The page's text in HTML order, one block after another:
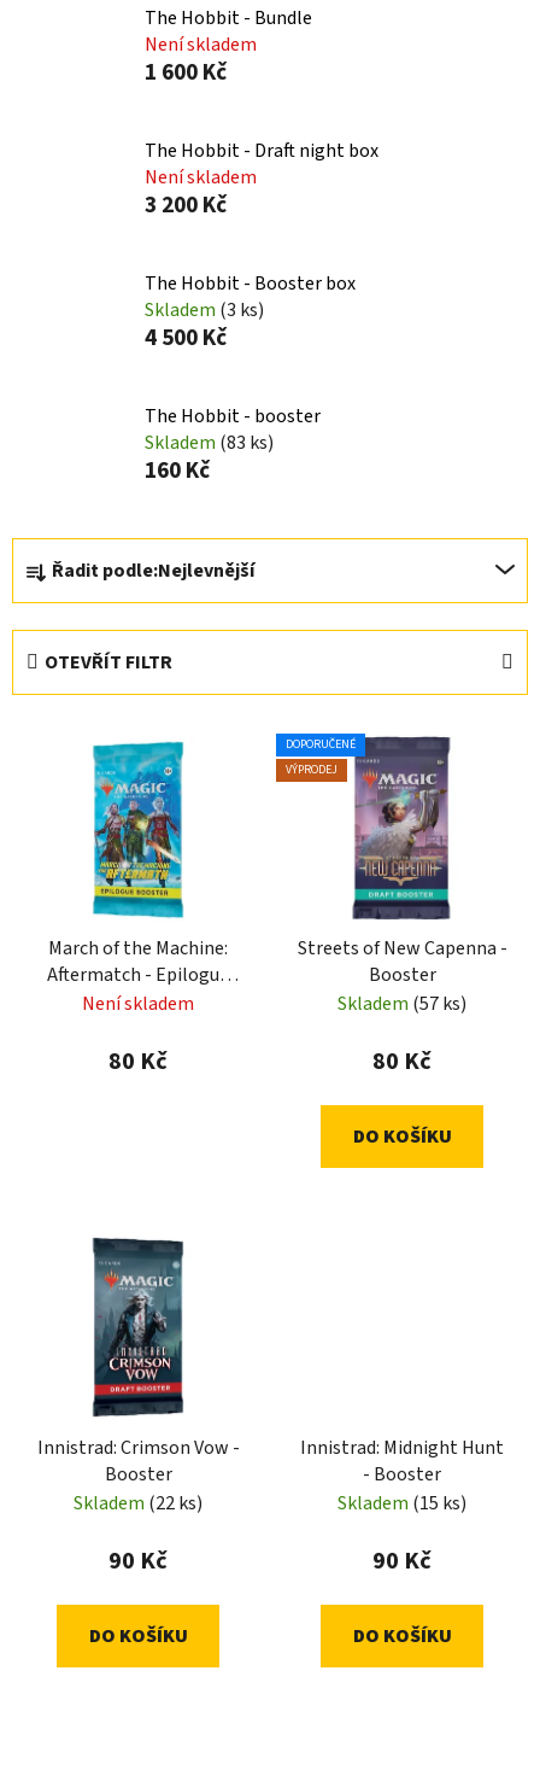
The Hobbit - Bundle
Není skladem
1 600 Kč
The Hobbit - Draft night box
Není skladem
3 200 Kč
The Hobbit - Booster box
Skladem (3 ks)
4 500 Kč
The Hobbit - booster
Skladem (83 ks)
160 Kč
Ř
a
z
Řadit podle:Nejlevnější
OTEVŘÍT FILTR
March of the Machine:
Aftermatch - Epilogue
Booster
Není skladem
80 Kč
DOPORUČENÉ
VÝPRODEJ
Streets of New Capenna -
Booster
Skladem (57 ks)
80 Kč
DO KOŠÍKU
Innistrad: Crimson Vow -
Booster
Skladem (22 ks)
90 Kč
DO KOŠÍKU
Innistrad: Midnight Hunt
- Booster
Skladem (15 ks)
90 Kč
DO KOŠÍKU